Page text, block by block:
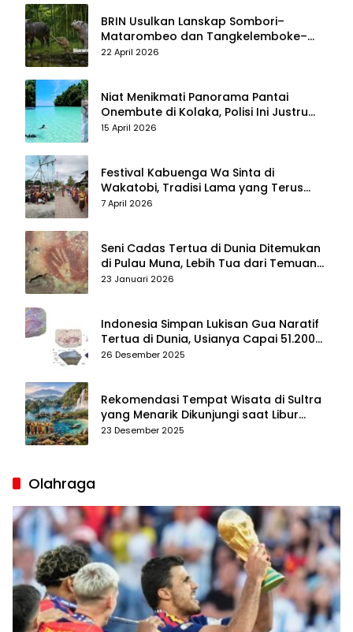
BRIN Usulkan Lanskap Sombori–
Matarombeo dan Tangkelemboke–
Mekongga di Sulawesi Tenggara Jadi
22 April 2026
Niat Menikmati Panorama Pantai
Onembute di Kolaka, Polisi Ini Justru
Berakhir Membersihkan Sampah
15 April 2026
Festival Kabuenga Wa Sinta di
Wakatobi, Tradisi Lama yang Terus
Hidup dan Jadi Daya Tarik Wisata
7 April 2026
Seni Cadas Tertua di Dunia Ditemukan
di Pulau Muna, Lebih Tua dari Temuan
di Maros–Pangkep
23 Januari 2026
Indonesia Simpan Lukisan Gua Naratif
Tertua di Dunia, Usianya Capai 51.200
Tahun
26 Desember 2025
Rekomendasi Tempat Wisata di Sultra
yang Menarik Dikunjungi saat Libur
Tahun Baru 2026
23 Desember 2025
Olahraga